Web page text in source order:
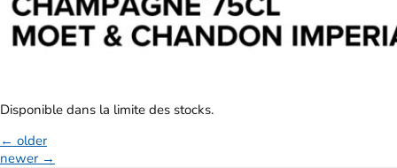
Disponible dans la limite des stocks.
← older
newer →